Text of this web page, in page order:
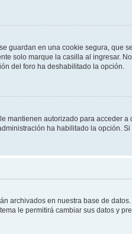
guardan en una cookie segura, que
solo marque la casilla al ingresar.
del foro ha deshabilitado la opción.
mantienen autorizado para acceder
ha habilitado la opción.
archivados en nuestra base de
le permitirá cambiar sus datos y